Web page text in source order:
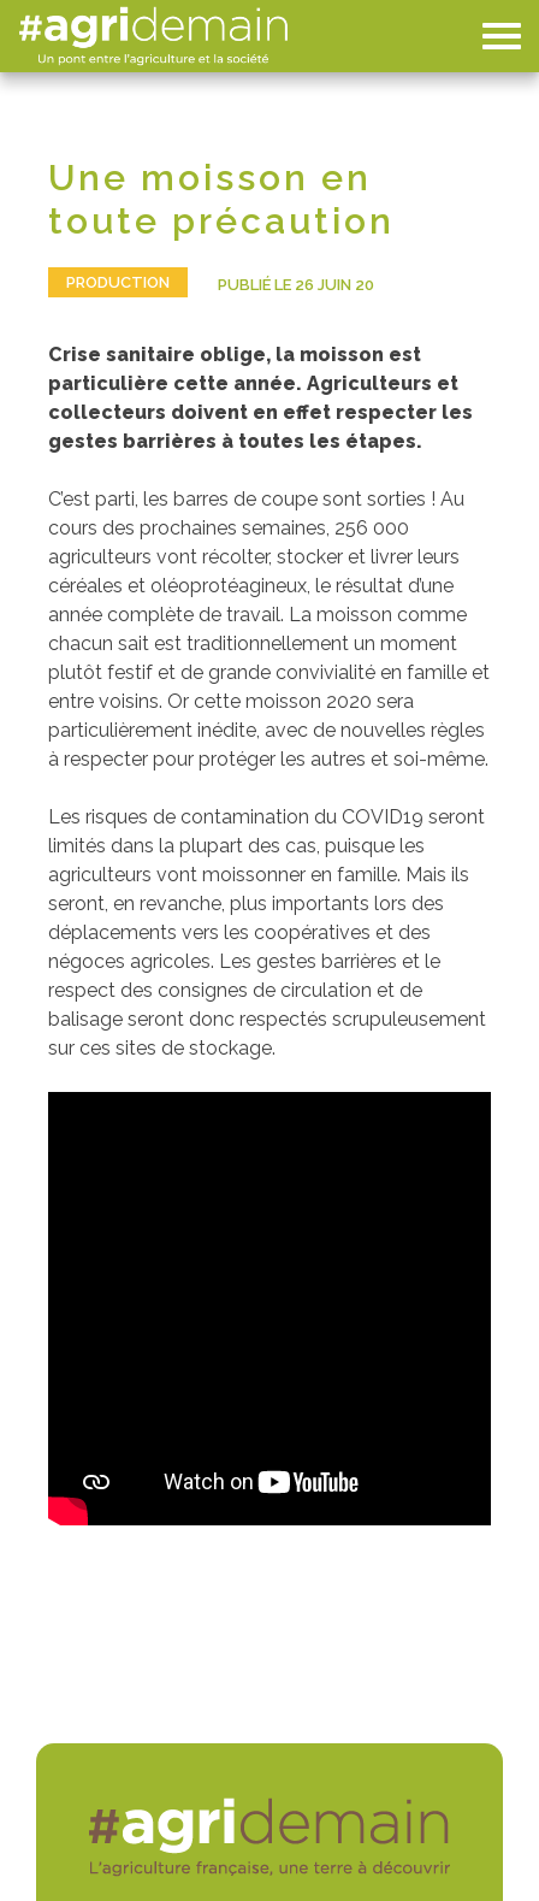
Une moisson en
toute précaution
PRODUCTION PUBLIÉ LE 26 JUIN 20
Crise sanitaire oblige, la moisson est
particulière cette année. Agriculteurs et
collecteurs doivent en effet respecter les
gestes barrières à toutes les étapes.
C’est parti, les barres de coupe sont sorties ! Au
cours des prochaines semaines, 256 000
agriculteurs vont récolter, stocker et livrer leurs
céréales et oléoprotéagineux, le résultat d’une
année complète de travail. La moisson comme
chacun sait est traditionnellement un moment
plutôt festif et de grande convivialité en famille et
entre voisins. Or cette moisson 2020 sera
particulièrement inédite, avec de nouvelles règles
à respecter pour protéger les autres et soi-même.
Les risques de contamination du COVID19 seront
limités dans la plupart des cas, puisque les
agriculteurs vont moissonner en famille. Mais ils
seront, en revanche, plus importants lors des
déplacements vers les coopératives et des
négoces agricoles. Les gestes barrières et le
respect des consignes de circulation et de
balisage seront donc respectés scrupuleusement
sur ces sites de stockage.